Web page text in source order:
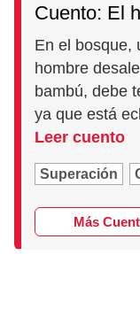
Cuento: El
En el bosque,
hombre
bambú, debe
ya que está
Leer cuento
Superación
Más